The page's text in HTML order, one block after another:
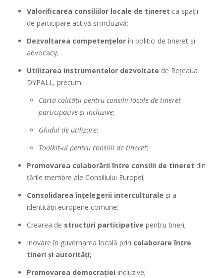
Valorificarea consiliilor locale de tineret ca spații
de participare activă și incluzivă;
Dezvoltarea competențelorîn politici de tineret și
advocacy;
Utilizarea instrumentelor dezvoltate de Rețeaua
DYPALL, precum:
Carta calității pentru consilii locale de tineret
participative și incluzive;
Ghidul de utilizare;
Toolkit-ul pentru consilii de tineret;
Promovarea colaborării între consilii de tineret din
țările membre ale Consiliului Europei;
Consolidarea înțelegerii interculturale și a
identității europene comune;
Crearea de structuri participative pentru tineri;
Inovare în guvernarea locală prin colaborare între
tineri și autorități;
Promovarea democrației incluzive;